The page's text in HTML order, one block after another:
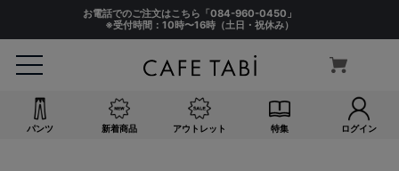
お電話でのご注文はこちら「084-960-0450 」
※受付時間：10時〜16時（土日・祝休み）
パンツ 新着商品 アウトレット 特集 ログイン